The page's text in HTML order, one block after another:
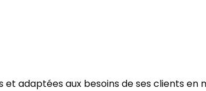
et adaptées aux besoins de ses clients